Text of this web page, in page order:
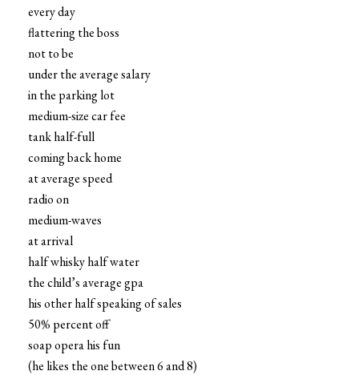
every day
flattering the boss
not to be
under the average salary
in the parking lot
medium-size car fee
tank half-full
coming back home
at average speed
radio on
medium-waves
at arrival
half whisky half water
the child’s average gpa
his other half speaking of sales
50% percent off
soap opera his fun
(he likes the one between 6 and 8)